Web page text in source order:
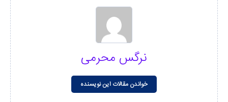
نرگس محرمی
خواندن مقالات این نویسنده